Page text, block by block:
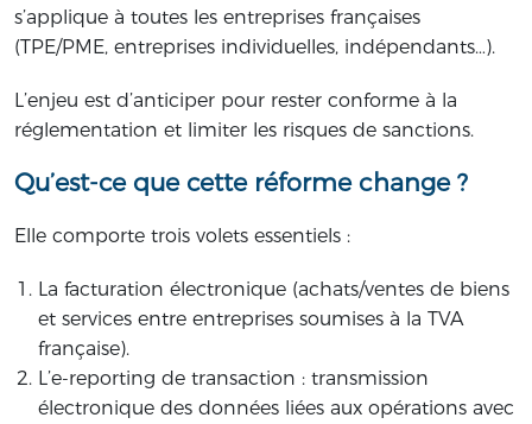
s’applique à toutes les entreprises françaises
(TPE/PME, entreprises individuelles, indépendants…).
L’enjeu est d’anticiper pour rester conforme à la
réglementation et limiter les risques de sanctions.
Qu’est-ce que cette réforme change ?
Elle comporte trois volets essentiels :
La facturation électronique (achats/ventes de biens
et services entre entreprises soumises à la TVA
française).
L’e-reporting de transaction : transmission
électronique des données liées aux opérations avec